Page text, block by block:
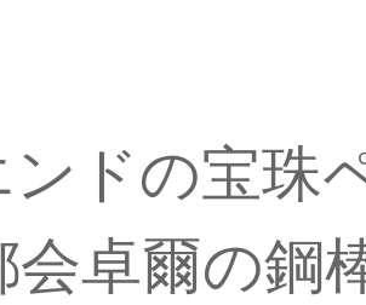
ドの宝珠
卓爾の鋼